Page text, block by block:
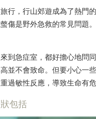
行，行山郊遊成為了熱門
傷是野外急救的常見問題
到急症室，都好擔心地問
並不會致命。但要小心一
過敏性反應，導致生命有危
包括